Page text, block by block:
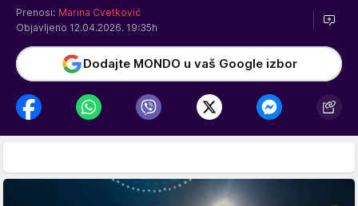
Prenosi: Marina Cvetković
Objavljeno 12.04.2026. 19:35h
Dodajte MONDO u vaš Google izbor